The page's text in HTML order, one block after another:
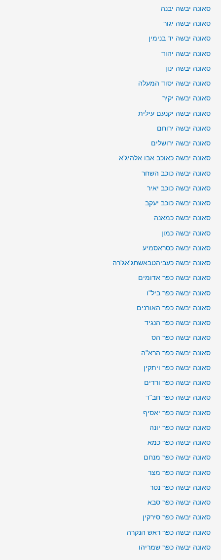
סאונה יבשה יבנה
סאונה יבשה יגור
סאונה יבשה יד בנימין
סאונה יבשה יהוד
סאונה יבשה ינון
סאונה יבשה יסוד המעלה
סאונה יבשה יקיר
סאונה יבשה יקנעם עילית
סאונה יבשה ירוחם
סאונה יבשה ירושלים
סאונה יבשה כאוכב אבו אלהיג'א
סאונה יבשה כוכב השחר
סאונה יבשה כוכב יאיר
סאונה יבשה כוכב יעקב
סאונה יבשה כמאנה
סאונה יבשה כמון
סאונה יבשה כסראסמיע
סאונה יבשה כעביהטבאשחג'אג'רה
סאונה יבשה כפר אדומים
סאונה יבשה כפר ביל"ו
סאונה יבשה כפר האורנים
סאונה יבשה כפר הנגיד
סאונה יבשה כפר הס
סאונה יבשה כפר הרא"ה
סאונה יבשה כפר ויתקין
סאונה יבשה כפר ורדים
סאונה יבשה כפר חב"ד
סאונה יבשה כפר יאסיף
סאונה יבשה כפר יונה
סאונה יבשה כפר כמא
סאונה יבשה כפר מנחם
סאונה יבשה כפר מצר
סאונה יבשה כפר נטר
סאונה יבשה כפר סבא
סאונה יבשה כפר סירקין
סאונה יבשה כפר ראש הנקרה
סאונה יבשה כפר שמריהו